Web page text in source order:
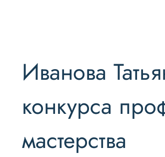
Иванова
конкурса
мастерства